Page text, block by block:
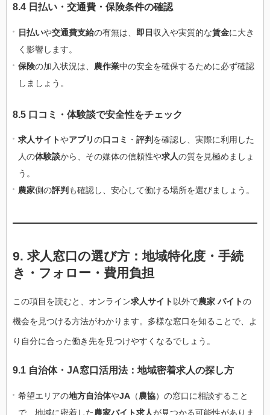
8.4 日払い・交通費・保険条件の確認
日払いや交通費支給の有無は、 即日収入や実質的な賃金に大き
く影響します。
保険の加入状況は、 農作業中の安全を確保するために必ず確認
しましょう。
8.5 口コミ・体験談で安全性をチェック
求人サイトやアプリの口コミ ・ 評判 を確認し、実際に利用した
人の体験談から、その媒体の信頼性や求人の質を見極めましょ
う。
農家側の評判 も確認し、安心して働ける場所を選びましょう。
9. 求人窓口の選び方：地域特化度・手続
き・フォロー・費用負担
この項目を読むと、オンライン求人サイト 以外で農家 バイトの
機会を見つける方法がわかります。多様な窓口を知ることで、よ
り自分に合った働き先を見つけやすくなるでしょう。
9.1 自治体・JA窓口活用法：地域密着求人の探し方
希望エリアの地方自治体やJA （農協）の窓口に相談すること
で、地域に密着した農家バイト求人が見つかる可能性がありま